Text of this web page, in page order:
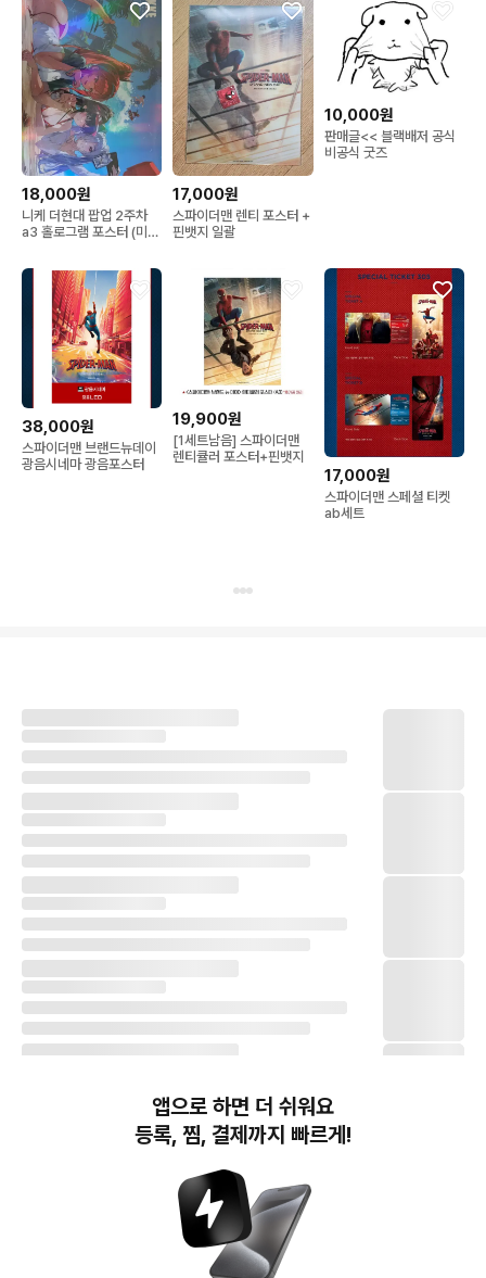
18,000원
니케 더현대 팝업 2주차
a3 홀로그램 포스터 (미개
17,000원
스파이더맨 렌티 포스터 +
핀뱃지 일괄
10,000원
판매글<< 블랙배저 공식
비공식 굿즈
38,000원
스파이더맨 브랜드뉴데이
광음시네마 광음포스터
19,900원
[1세트남음] 스파이더맨
렌티큘러 포스터+핀뱃지
17,000원
스파이더맨 스페셜 티켓
ab세트
번개장터(주) 사업자정보, 이용약관 및 기타 법적고지
번개장터㈜는 통신판매중개자이며, 통신판매의 당사자가 아닙니다. 전자상거래 등에서의
소비자보호에 관한 법률 등 관련 법령 및 번개장터㈜의 약관에 따라 상품, 상품정보, 거래에 관한 책임은
앱으로 하면 더 쉬워요
등록, 찜, 결제까지 빠르게!